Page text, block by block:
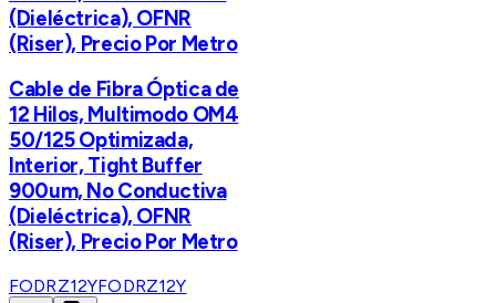
(Dieléctrica), OFNR
(Riser), Precio Por Metro
Cable de Fibra Óptica de
12 Hilos, Multimodo OM4
50/125 Optimizada,
Interior, Tight Buffer
900um, No Conductiva
(Dieléctrica), OFNR
(Riser), Precio Por Metro
FODRZ12YFODRZ12Y